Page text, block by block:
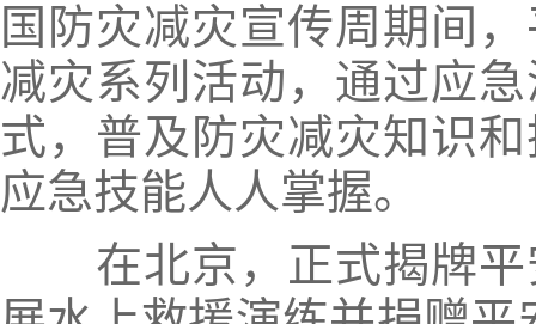
国防灾减灾宣传周期间
减灾系列活动， 通过应
式，普及防灾减灾知识
应急技能人人掌握。
在北京， 正式揭牌